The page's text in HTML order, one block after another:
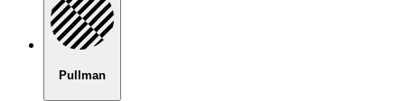
Pullman